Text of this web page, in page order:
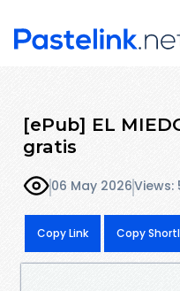
[ePub] EL
gratis
06 May 2026Views:
Copy Link Copy